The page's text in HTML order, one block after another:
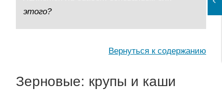
этого?
Вернуться к содержанию
Зерновые: крупы и каши